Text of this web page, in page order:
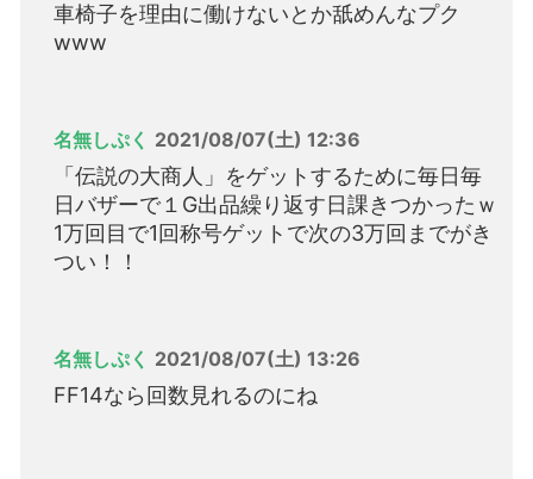
車椅子を理由に働けないとか舐めんなプク
www
名無しぷく 2021/08/07(土) 12:36
「伝説の大商人」をゲットするために毎日毎
日バザーで１G出品繰り返す日課きつかったｗ
1万回目で1回称号ゲットで次の3万回までがき
つい！！
名無しぷく 2021/08/07(土) 13:26
FF14なら回数見れるのにね